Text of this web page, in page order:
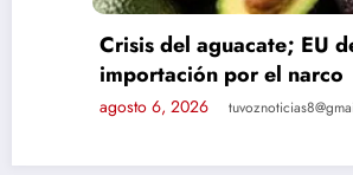
Crisis del aguacate; EU detiene
importación por el narco
agosto 6, 2026 tuvoznoticias8@gmail.com